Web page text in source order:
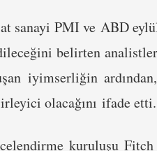
sanayi PMI ve ABD
belirten
iyimserliğin
olacağını ifade etti.
kuruluşu Fitch